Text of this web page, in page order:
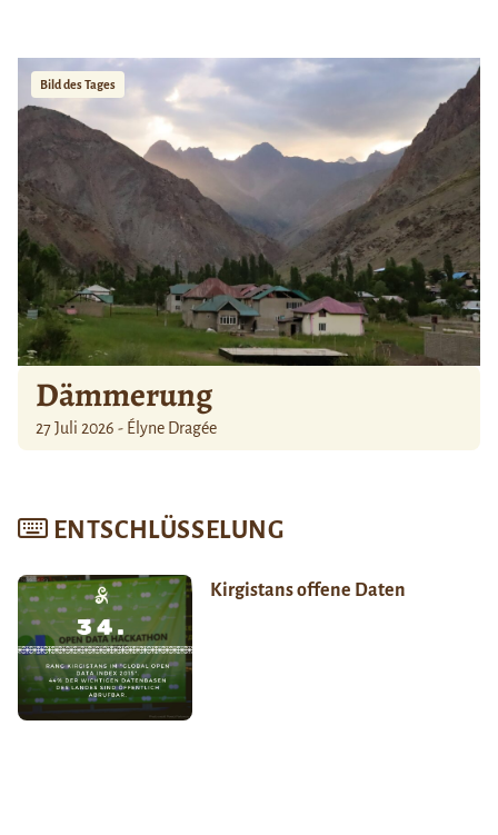
Bild des Tages
Dämmerung
27 Juli 2026 - Élyne Dragée
ENTSCHLÜSSELUNG
Kirgistans offene Daten